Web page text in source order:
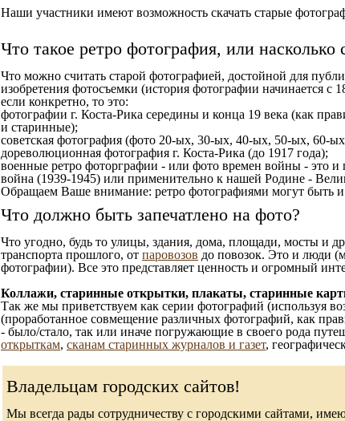
Наши участники имеют возможность скачать старые
Что такое ретро фотография, или
Что можно считать старой фотографией, достойной для
изобретения фотосъемки (история фотографии начинается с
если конкретно, то это:
фотографии г. Коста-Рика середины и конца 19 века (как
и старинные);
советская фотография (фото 20-ых, 30-ых, 40-ых, 50-ых, 60-
дореволюционная фотография г. Коста-Рика (до 1917 года);
военные ретро фоторграфии - или фото времен войны - это и
война (1939-1945) или применительно к нашей Родине -
Обращаем Ваше внимание: ретро фотографиями могут быть
Что должно быть запечатлено на фото?
Что угодно, будь то улицы, здания, дома, площади, мосты и
транспорта прошлого, от паровозов до повозок. Это и люди
фотографии). Все это представляет ценность и огромный
Коллажи, старинные открытки, плакаты, старинные
Так же мы приветствуем как серии фотографий (используя
(проработанное совмещение различных фотографий, как
- было/стало, так или иначе погружающие в своего рода
открыткам, сканам старинных журналов и газет,
Владельцам городских сайтов!
Мы всегда рады сотрудничеству с городскими сайтами,